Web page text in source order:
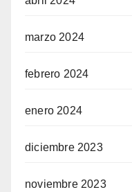
marzo 2024
febrero 2024
enero 2024
diciembre 2023
noviembre 2023